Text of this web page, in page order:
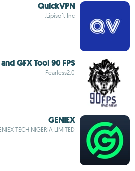
QuickVPN
Lipisoft Inc.
GFX Tool 90 FPS
Fearless2.0
GENIEX
TECH NIGERIA LIMITED